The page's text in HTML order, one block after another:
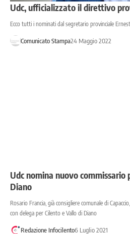
Udc, ufficializzato il direttivo
Ecco tutti i nominati dal segretario provinciale
Comunicato Stampa24 Maggio 2022
Udc nomina nuovo commissario
Diano
Rosario Francia, già consigliere comunale di
con delega per Cilento e Vallo di Diano
Redazione Infocilento6 Luglio 2021